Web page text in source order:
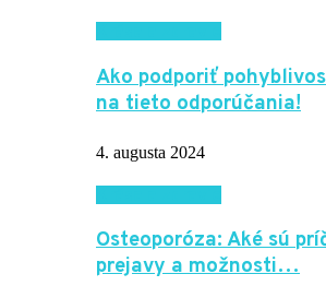
Ako podporiť
na tieto odporúčania!
4. augusta 2024
Osteoporóza: Aké sú
prejavy a možnosti…